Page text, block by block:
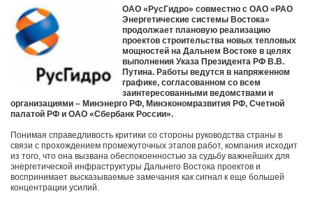
ОАО «РусГидро» совместно с ОАО «РАО
Энергетические системы Востока»
продолжает плановую реализацию
проектов строительства новых тепловых
мощностей на Дальнем Востоке в целях
выполнения Указа Президента РФ В.В.
Путина. Работы ведутся в напряженном
графике, согласованном со всем
заинтересованными ведомствами и
организациями – Минэнерго РФ, Минэкономразвития РФ, Счетной
палатой РФ и ОАО «Сбербанк России».
Понимая справедливость критики со стороны руководства страны в
связи с прохождением промежуточных этапов работ, компания исходит
из того, что она вызвана обеспокоенностью за судьбу важнейших для
энергетической инфраструктуры Дальнего Востока проектов и
воспринимает высказываемые замечания как сигнал к еще большей
концентрации усилий.